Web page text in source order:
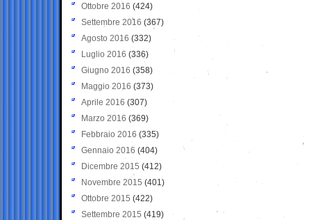
Ottobre 2016 (424)
Settembre 2016 (367)
Agosto 2016 (332)
Luglio 2016 (336)
Giugno 2016 (358)
Maggio 2016 (373)
Aprile 2016 (307)
Marzo 2016 (369)
Febbraio 2016 (335)
Gennaio 2016 (404)
Dicembre 2015 (412)
Novembre 2015 (401)
Ottobre 2015 (422)
Settembre 2015 (419)